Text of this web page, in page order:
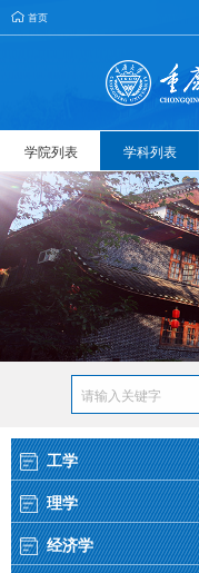
首页
学院列表 学科列表
工学
理学
经济学